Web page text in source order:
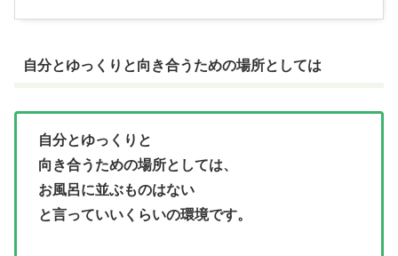
自分とゆっくりと向き合うための場所としては
自分とゆっくりと
向き合うための場所としては、
お風呂に並ぶものはない
と言っていいくらいの環境です。